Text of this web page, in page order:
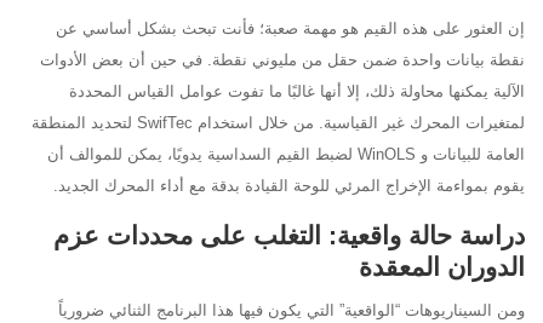
إن العثور على هذه القيم هو مهمة صعبة؛ فأنت تبحث بشكل أساسي عن
نقطة بيانات واحدة ضمن حقل من مليوني نقطة. في حين أن بعض الأدوات
الآلية يمكنها محاولة ذلك، إلا أنها غالبًا ما تفوت عوامل القياس المحددة
لمتغيرات المحرك غير القياسية. من خلال استخدام SwifTec لتحديد المنطقة
العامة للبيانات و WinOLS لضبط القيم السداسية يدويًا، يمكن للموالف أن
يقوم بمواءمة الإخراج المرئي للوحة القيادة بدقة مع أداء المحرك الجديد.
دراسة حالة واقعية: التغلب على محددات عزم
الدوران المعقدة
ومن السيناريوهات “الواقعية” التي يكون فيها هذا البرنامج الثنائي ضرورياً